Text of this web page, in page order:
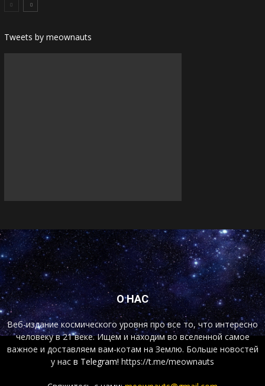
Tweets by meownauts
О НАС
Веб-издание космического уровня про все то, что интересно
человеку в 21 веке. Ищем и находим во вселенной самое
важное и доставляем вам-котам на Землю. Больше новостей
у нас в Telegram! https://t.me/meownauts